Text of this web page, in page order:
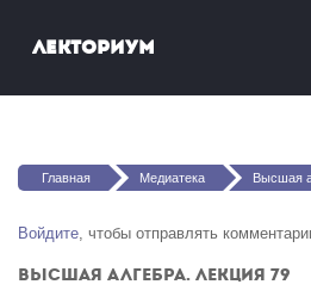
Лекториум
Вы здесь
Главная Медиатека Высшая
Войдите, чтобы отправлять
Высшая алгебра. Лекция 79